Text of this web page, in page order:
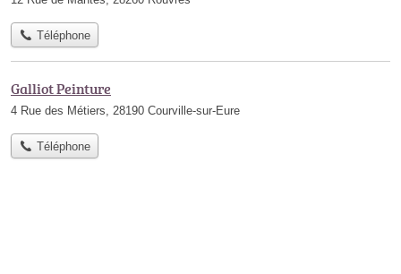
Téléphone
Galliot Peinture
4 Rue des Métiers, 28190 Courville-sur-Eure
Téléphone